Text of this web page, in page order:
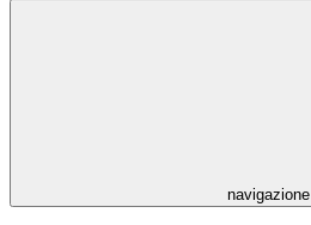
navigazione